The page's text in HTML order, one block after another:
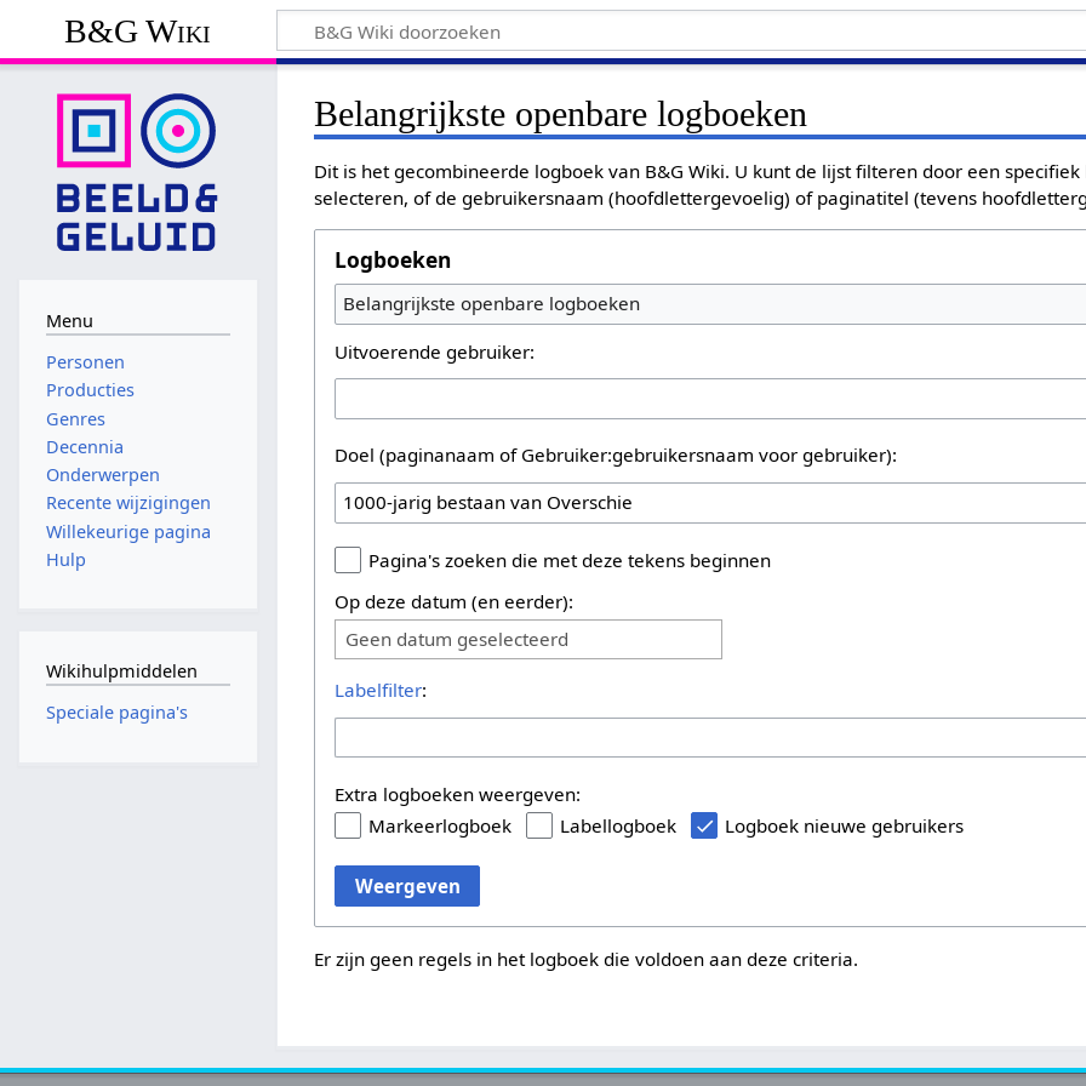
B&G Wiki
Belangrijkste openbare logboeken
Dit is het gecombineerde logboek van B&G Wiki. U kunt de lijst filteren door een
selecteren, of de gebruikersnaam (hoofdlettergevoelig) of paginatitel (tevens
Logboeken
Belangrijkste openbare logboeken
Uitvoerende gebruiker:
Doel (paginanaam of Gebruiker:gebruikersnaam voor gebruiker):
Pagina's zoeken die met deze tekens beginnen
Op deze datum (en eerder):
Geen datum geselecteerd
Labelfilter:
Extra logboeken weergeven:
Markeerlogboek
Labellogboek Logboek nieuwe gebruikers
Weergeven
Er zijn geen regels in het logboek die voldoen aan deze criteria.
Menu
Personen
Producties
Genres
Decennia
Onderwerpen
Recente wijzigingen
Willekeurige pagina
Hulp
Wikihulpmiddelen
Speciale pagina's